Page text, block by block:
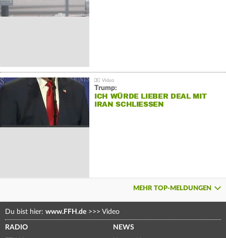
Trump:
ICH WÜRDE LIEBER DEAL MIT
IRAN SCHLIESSEN
MEHR TOP-MELDUNGEN
Du bist hier: www.FFH.de >>> Video
RADIO NEWS